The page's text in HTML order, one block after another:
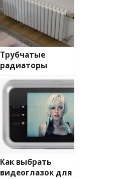
Трубчатые
радиаторы
отопления: виды
и характеристики
Как выбрать
видеоглазок для